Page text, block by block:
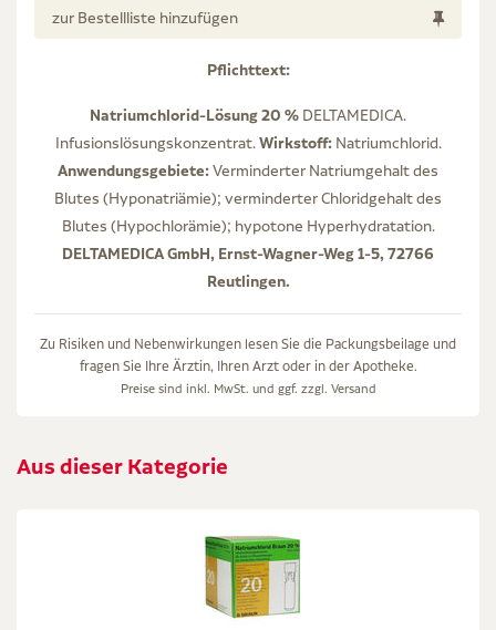
zur Bestellliste hinzufügen
Pflichttext:
Natriumchlorid-Lösung 20 % DELTAMEDICA.
Infusionslösungskonzentrat.Wirkstoff:Natriumchlorid.
Anwendungsgebiete:Verminderter Natriumgehalt des
Blutes (Hyponatriämie); verminderter Chloridgehalt des
Blutes (Hypochlorämie); hypotone Hyperhydratation.
DELTAMEDICA GmbH, Ernst-Wagner-Weg 1-5, 72766
Reutlingen.
Zu Risiken und Nebenwirkungen lesen Sie die Packungsbeilage und
fragen Sie Ihre Ärztin, Ihren Arzt oder in der Apotheke.
Preise sind inkl. MwSt. und ggf. zzgl. Versand
Aus dieser Kategorie